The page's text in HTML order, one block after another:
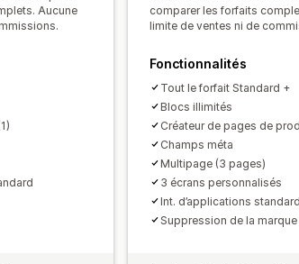
Aucune
comparer les forfaits
limite de ventes ni de
Fonctionnalités
Tout le forfait Standard +
Blocs illimités
Créateur de pages de
Champs méta
Multipage (3 pages)
3 écrans personnalisés
Int. d’applications
Suppression de la